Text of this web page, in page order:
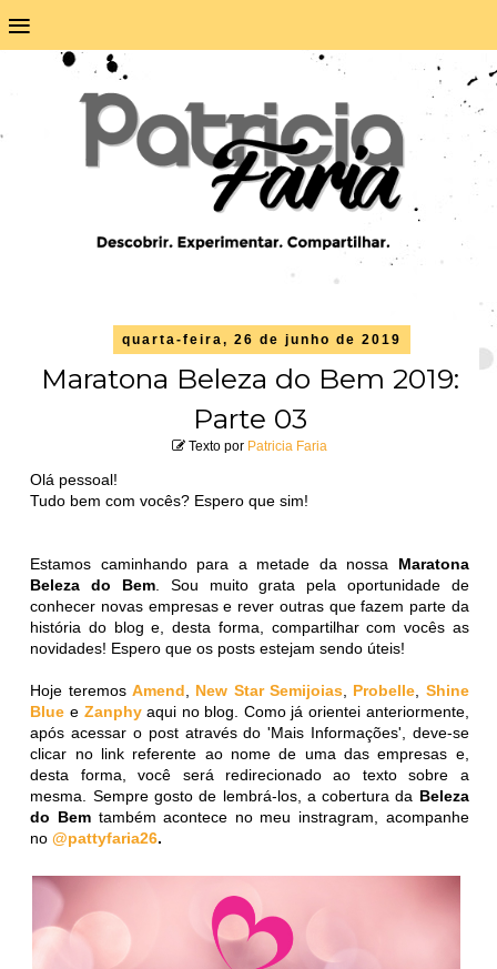
≡
quarta-feira, 26 de junho de 2019
Maratona Beleza do Bem 2019:
Parte 03
Texto por Patricia Faria
Olá pessoal!
Tudo bem com vocês? Espero que sim!
Estamos caminhando para a metade da nossa Maratona
Beleza do Bem. Sou muito grata pela oportunidade de
conhecer novas empresas e rever outras que fazem parte da
história do blog e, desta forma, compartilhar com vocês as
novidades! Espero que os posts estejam sendo úteis!
Hoje teremosAmend New Star Semijoias Probelle
Shine
Blue e Zanphyaqui no blog. Como já orientei anteriormente,
após acessar o post através do 'Mais Informações', deve-se
clicar no link referente ao nome de uma das empresas e,
desta forma, você será redirecionado ao texto sobre a
mesma. Sempre gosto de lembrá-los, a cobertura da Beleza
do Bem também acontece no meu instragram, acompanhe
no@pattyfaria26.